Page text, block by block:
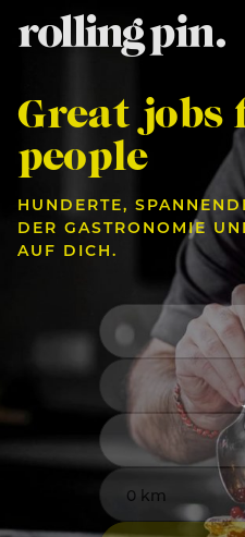
Great jobs
people
HUNDERTE,
DER GASTRONOMIE
AUF DICH.